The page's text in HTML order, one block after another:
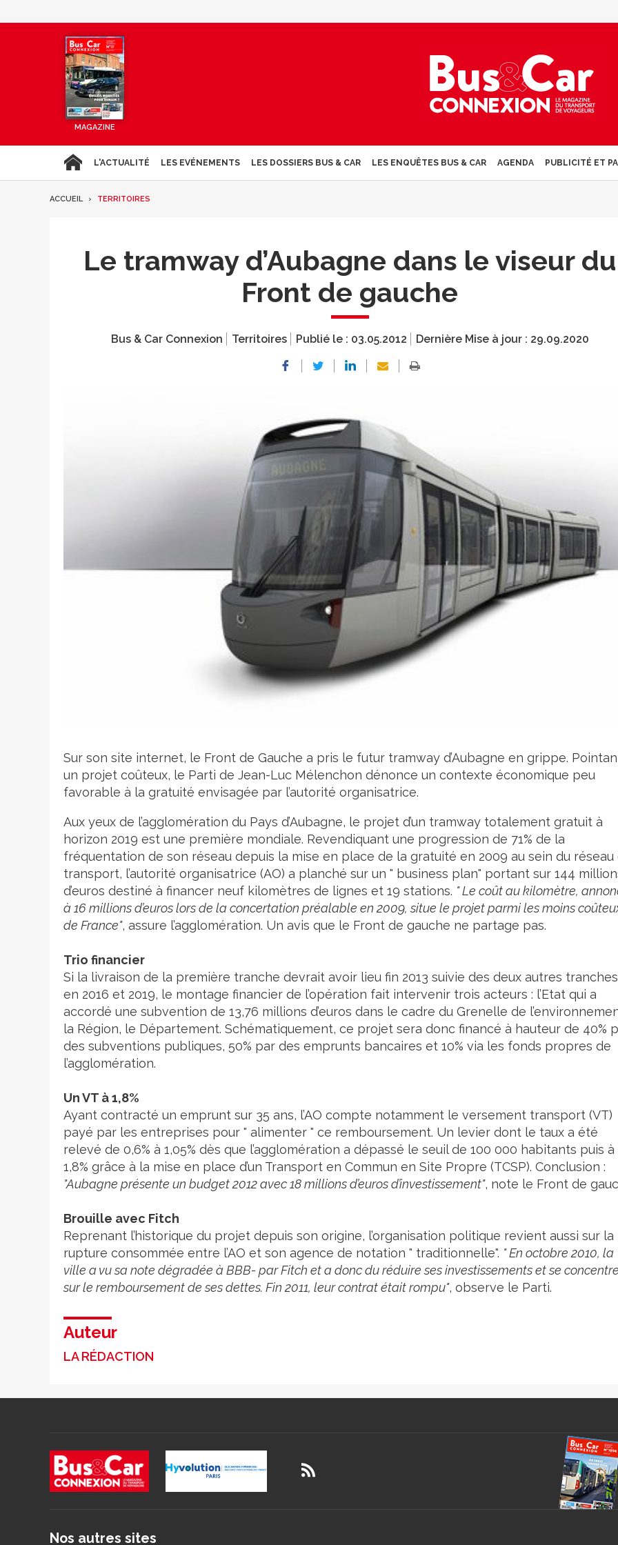
MAGAZINE
L'ACTUALITÉ LES EVÉNEMENTS LES DOSSIERS BUS & CAR LES ENQUÊTES BUS & CAR AGENDA PUBLICITÉ ET
ACCUEIL TERRITOIRES
Le tramway d’Aubagne dans le viseur du
Front de gauche
Bus & Car Connexion Territoires Publié le : 03.05.2012 Dernière Mise à jour : 29.09.2020
Crédit photo
Sur son site internet, le Front de Gauche a pris le futur tramway d’Aubagne en grippe.
un projet coûteux, le Parti de Jean-Luc Mélenchon dénonce un contexte économique peu
favorable à la gratuité envisagée par l’autorité organisatrice.
Aux yeux de l’agglomération du Pays d’Aubagne, le projet d’un tramway totalement gratuit à
horizon 2019 est une première mondiale. Revendiquant une progression de 71% de la
fréquentation de son réseau depuis la mise en place de la gratuité en 2009 au sein du réseau
transport, l’autorité organisatrice (AO) a planché sur un " business plan" portant sur 144
d’euros destiné à financer neuf kilomètres de lignes et 19 stations. " Le coût au kilomètre,
à 16 millions d’euros lors de la concertation préalable en 2009, situe le projet parmi les moins
de France", assure l’agglomération. Un avis que le Front de gauche ne partage pas.
Trio financier
Si la livraison de la première tranche devrait avoir lieu fin 2013 suivie des deux autres tranches
en 2016 et 2019, le montage financier de l’opération fait intervenir trois acteurs : l’Etat qui a
accordé une subvention de 13,76 millions d’euros dans le cadre du Grenelle de
la Région, le Département. Schématiquement, ce projet sera donc financé à hauteur de 40%
des subventions publiques, 50% par des emprunts bancaires et 10% via les fonds propres de
l’agglomération.
Un VT à 1,8%
Ayant contracté un emprunt sur 35 ans, l’AO compte notamment le versement transport (VT)
payé par les entreprises pour " alimenter " ce remboursement. Un levier dont le taux a été
relevé de 0,6% à 1,05% dès que l’agglomération a dépassé le seuil de 100 000 habitants puis à
1,8% grâce à la mise en place d’un Transport en Commun en Site Propre (TCSP). Conclusion :
"Aubagne présente un budget 2012 avec 18 millions d’euros d’investissement", note le Front de
Brouille avec Fitch
Reprenant l’historique du projet depuis son origine, l’organisation politique revient aussi sur la
rupture consommée entre l’AO et son agence de notation " traditionnelle". " En octobre 2010, la
ville a vu sa note dégradée à BBB- par Fitch et a donc du réduire ses investissements et se
sur le remboursement de ses dettes. Fin 2011, leur contrat était rompu", observe le Parti.
Auteur
LA RÉDACTION
Nos autres sites